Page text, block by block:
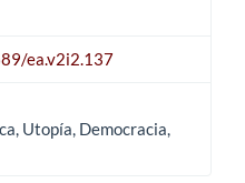
ea.v2i2.137
Utopía, Democracia,